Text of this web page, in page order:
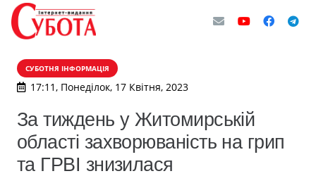
СУБОТНЯ ІНФОРМАЦІЯ
17:11, Понеділок, 17 Квітня, 2023
За тиждень у Житомирській
області захворюваність на грип
та ГРВІ знизилася